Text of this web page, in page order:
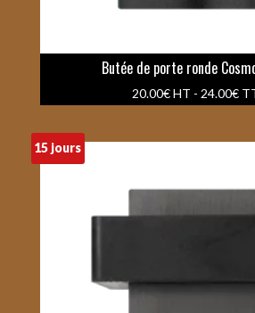
Butée de porte ronde
20.00€HT - 24.00€
15 jours